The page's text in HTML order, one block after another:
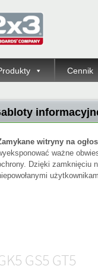
Cennik
witryny na
ważne
Dzięki zamknięciu
GS5 GT5